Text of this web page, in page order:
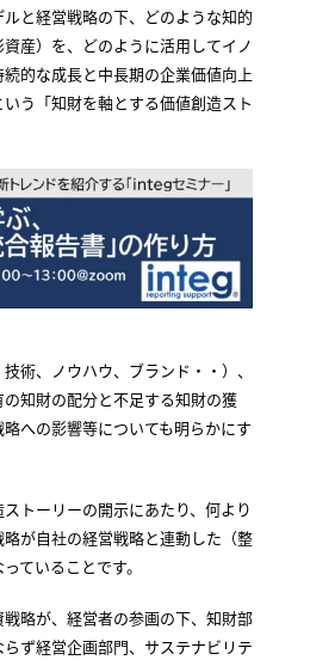
と経営戦略の下、どのような知的
産）を、どのように活用してイノ
的な成長と中長期の企業価値向上
う「知財を軸とする価値創造スト
術、ノウハウ、ブランド・・）、
知財の配分と不足する知財の獲
への影響等についても明らかにす
トーリーの開示にあたり、何より
が自社の経営戦略と連動した（整
ていることです。
略が、経営者の参画の下、知財部
ず経営企画部門、サステナビリテ